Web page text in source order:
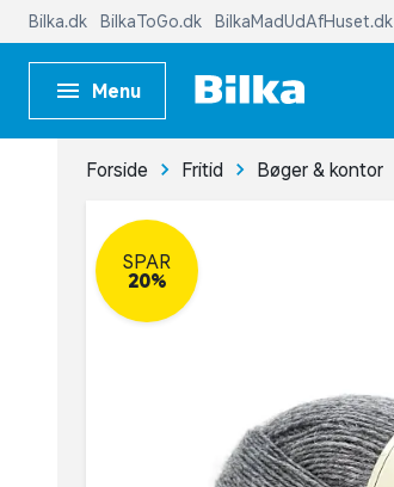
Bilka.dk BilkaToGo.dk BilkaMadUdAfHuset.dk
Menu
Forside Fritid Bøger & kontor
SPAR
20%